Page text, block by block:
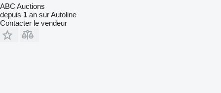
ABC Auctions
depuis 1 an sur Autoline
Contacter le vendeur